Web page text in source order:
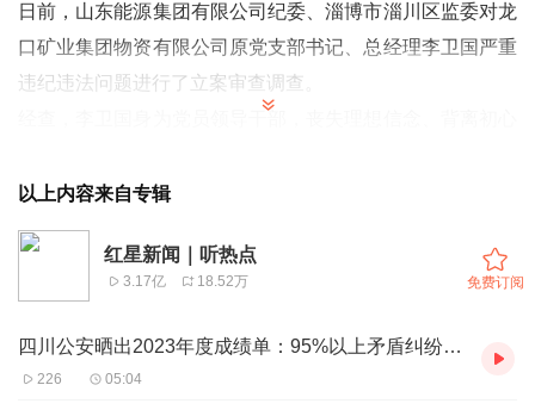
日前，山东能源集团有限公司纪委、淄博市淄川区监委对龙
口矿业集团物资有限公司原党支部书记、总经理李卫国严重
违纪违法问题进行了立案审查调查。
品、礼金、消费卡，接受可能影响公正执行公务的旅游活
动；“靠企吃企”，利用职务上的便利为他人在开展业务、货
款结算等方面谋取利益，非法收受巨额财物；对工作严重不
负责任，致使国家利益遭受重大损失。
李卫国严重违反党的政治纪律、廉洁纪律，构成严重职务违
法并涉嫌受贿、国有公司人员失职犯罪，且在党的十八大后
以上内容来自专辑
红星新闻｜听热点
3.17亿 18.52万 免费订阅
四川公安晒出2023年度成绩单：95%以上矛盾纠纷就地解决，挽回经济损失2.7亿余元
226 05:04